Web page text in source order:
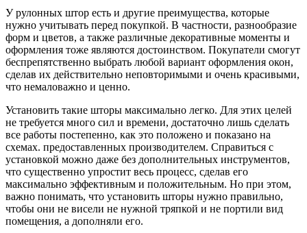
У рулонных штор есть и другие преимущества, которые
нужно учитывать перед покупкой. В частности, разнообразие
форм и цветов, а также различные декоративные моменты и
оформления тоже являются достоинством. Покупатели смогут
беспрепятственно выбрать любой вариант оформления окон,
сделав их действительно неповторимыми и очень красивыми,
что немаловажно и ценно.
Установить такие шторы максимально легко. Для этих целей
не требуется много сил и времени, достаточно лишь сделать
все работы постепенно, как это положено и показано на
схемах. предоставленных производителем. Справиться с
установкой можно даже без дополнительных инструментов,
что существенно упростит весь процесс, сделав его
максимально эффективным и положительным. Но при этом,
важно понимать, что установить шторы нужно правильно,
чтобы они не висели не нужной тряпкой и не портили вид
помещения, а дополняли его.